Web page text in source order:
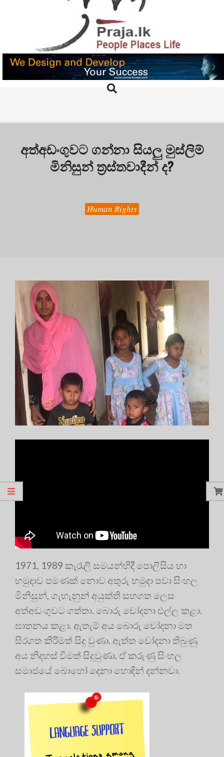
PRAJA.LK
Search
අත්අඩංගුවට ගන්නා සියලු මුස්ලිම්
මිනිසුන් ත්‍රස්තවාදීන් ද?
Human Rights
1971, 1989 කැරැලි සමයන්හිදී පොලිසිය හා
හමුදාව පමණක් නොව අතුරු හමුදා පවා සිංහල
මිනිසුන්, ගැහැනුන් අයුක්ති සහගත ලෙස
අත්අඩංගුවට ගත්තා. බොරු චෝදනා එල්ල කළා.
ඝාතනය කළා. ඇතැම් අය බොරු චෝදනා මත
සිරගත කිරීමත් සිදු වුණා. ඇත්ත චෝදනා තිබුණු
අය නිදහස් වීමත් සිදුවුණා. ඒ කරුණු සිංහල
සමාජයේ බොහෝ දෙනා හොඳින් දන්නවා.